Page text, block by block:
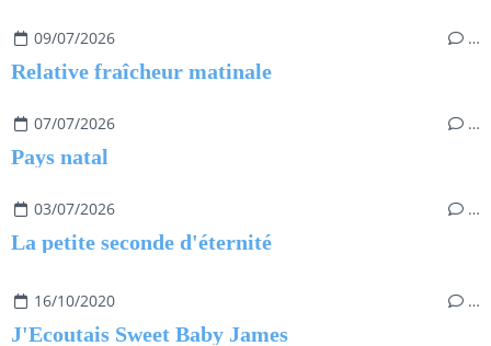
09/07/2026 …
Relative fraîcheur matinale
07/07/2026 …
Pays natal
03/07/2026 …
La petite seconde d'éternité
16/10/2020 …
J'Ecoutais Sweet Baby James